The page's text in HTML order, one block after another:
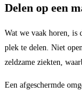
Delen op een
Wat we vaak horen, is
plek te delen. Niet
zeldzame ziekten,
Een afgeschermde